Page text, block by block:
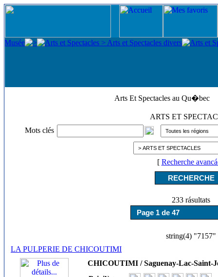
Arts Et Spectacles au Qu�bec
ARTS ET
Mots clés
[ Recherche
233 rásultats
string(4) "7157"
LA PULPERIE DE CHICOUTIMI
CHICOUTIMI / Saguenay-Lac-Saint-